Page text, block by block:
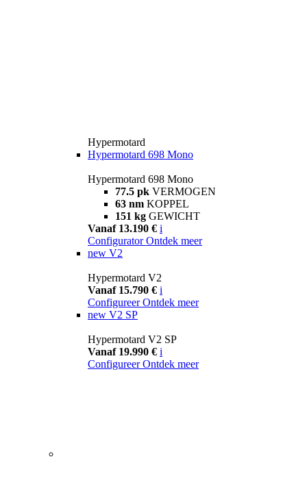
Hypermotard
Hypermotard 698 Mono
Hypermotard 698 Mono
77.5 pk VERMOGEN
63 nm KOPPEL
151 kg GEWICHT
Vanaf 13.190 € i
Configurator Ontdek meer
new V2
Hypermotard V2
Vanaf 15.790 € i
Configureer Ontdek meer
new V2 SP
Hypermotard V2 SP
Vanaf 19.990 € i
Configureer Ontdek meer